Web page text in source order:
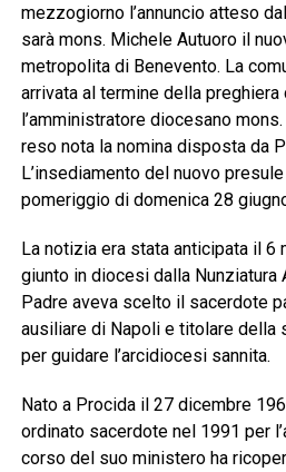
mezzogiorno l’annuncio atteso
sarà mons. Michele Autuoro il
metropolita di Benevento. La
arrivata al termine della preghiera
l’amministratore diocesano
reso nota la nomina disposta da
L’insediamento del nuovo
pomeriggio di domenica 28
La notizia era stata anticipata il 6
giunto in diocesi dalla Nunziatura
Padre aveva scelto il sacerdote
ausiliare di Napoli e titolare della
per guidare l’arcidiocesi sannita.
Nato a Procida il 27 dicembre
ordinato sacerdote nel 1991 per
corso del suo ministero ha